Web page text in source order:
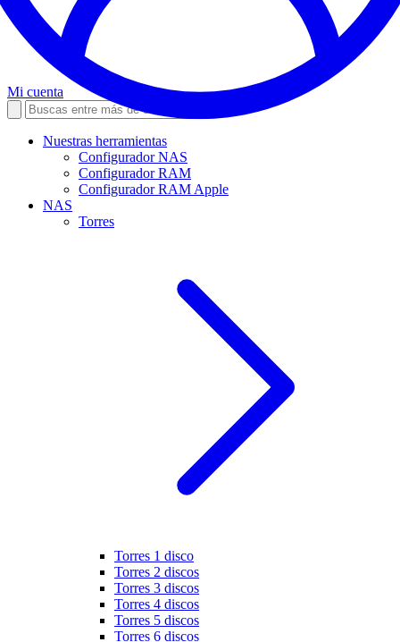
Mi cuenta
Nuestras herramientas
Configurador NAS
Configurador RAM
Configurador RAM Apple
NAS
Torres
Torres 1 disco
Torres 2 discos
Torres 3 discos
Torres 4 discos
Torres 5 discos
Torres 6 discos